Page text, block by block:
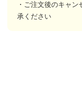
・ご注文後のキャ
承ください